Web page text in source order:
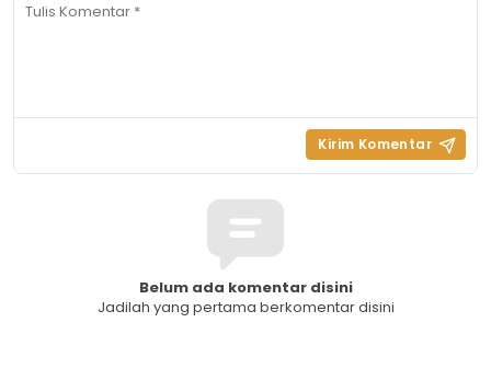
Belum ada komentar disini
Jadilah yang pertama berkomentar disini